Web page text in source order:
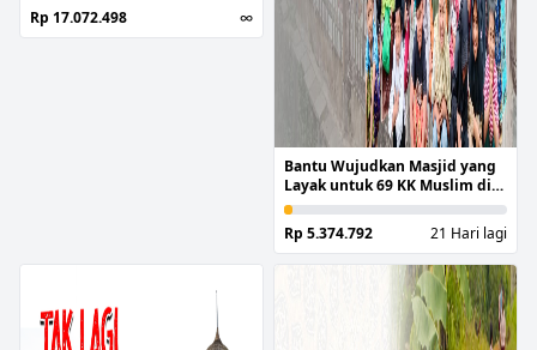
Rp 17.072.498
∞
Bantu Wujudkan Masjid yang
Layak untuk 69 KK Muslim di
Kabupaten Pangandaran
Rp 5.374.792
21 Hari lagi